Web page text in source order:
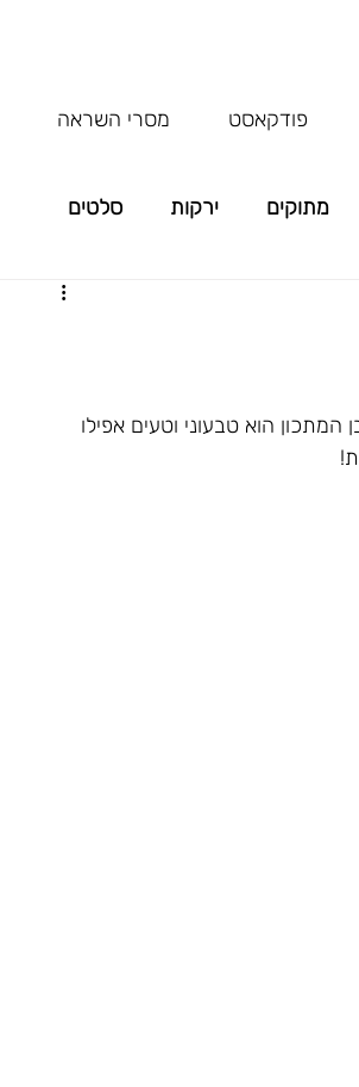
פודקאסט מסרי השראה
מתוקים ירקות סלטים
הוא טבעוני וטעים אפילו